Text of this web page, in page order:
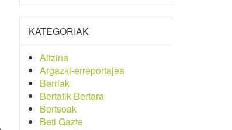
KATEGORIAK
Aitzina
Argazki-erreportajea
Berriak
Bertatik Bertara
Bertsoak
Beti Gazte